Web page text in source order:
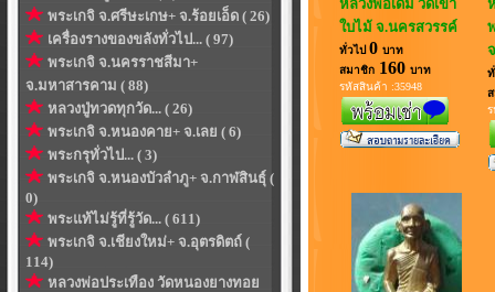
พระเกจิ จ.ศรีษะเกษ+ จ.ร้อยเอ็ด ( 26)
เครื่องรางของขลังทั่วไป... ( 97)
พระเกจิ จ.นครราชสีมา+
จ.มหาสารคาม ( 88)
หลวงปู่ทวดทุกวัด... ( 26)
พระเกจิ จ.หนองคาย+ จ.เลย ( 6)
พระกรุทั่วไป... ( 3)
พระเกจิ จ.หนองบัวลำภู+ จ.กาฬสินธุ์ (
0)
พระแท้ไม่รู้ที่รู้วัด... ( 611)
พระเกจิ จ.เชียงใหม่+ จ.อุตรดิตถ์ (
114)
หลวงพ่อประเทือง วัดหนองยางทอย
หลวงพ่อเดิม วัดเขา
ใบไม้ จ.นครสวรรค์
ทั่วไป 0 บาท
สมาชิก 160 บาท
รหัสสินค้า :35948